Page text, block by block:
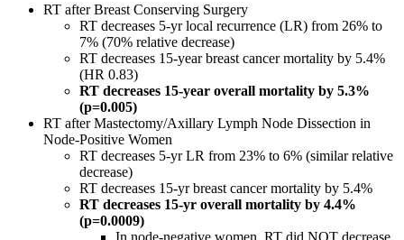
RT after Breast Conserving Surgery
RT decreases 5-yr local recurrence (LR) from 26% to
7% (70% relative decrease)
RT decreases 15-year breast cancer mortality by 5.4%
(HR 0.83)
RT decreases 15-year overall mortality by 5.3%
(p=0.005)
RT after Mastectomy/Axillary Lymph Node Dissection in
Node-Positive Women
RT decreases 5-yr LR from 23% to 6% (similar relative
decrease)
RT decreases 15-yr breast cancer mortality by 5.4%
RT decreases 15-yr overall mortality by 4.4%
(p=0.0009)
In node-negative women, RT did NOT decrease